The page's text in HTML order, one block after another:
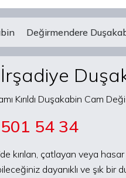
Değirmendere
54 34
kırılan, çatlayan veya
dayanıklı ve şık bir